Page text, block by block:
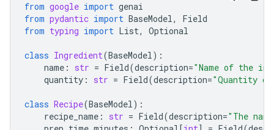
from google import genai
from pydantic import BaseModel,
Field
from typing import List, Optional
class Ingredient(BaseModel):
name : str = Field(description="Name of the
quantity : str = Field(description="Quantity
class Recipe(BaseModel):
recipe_name : str = Field(description="The